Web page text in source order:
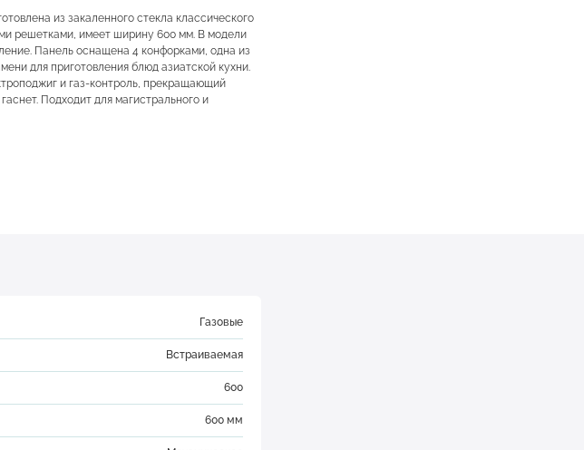
из закаленного стекла классического
решетками, имеет ширину 600 мм. В модели
Панель оснащена 4 конфорками, одна из
для приготовления блюд азиатской кухни.
и газ-контроль, прекращающий
Подходит для магистрального и
Газовые
Встраиваемая
600
600 мм